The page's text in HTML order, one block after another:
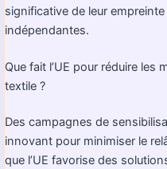
significative de leur
indépendantes.
Que fait l’UE pour réduire les
textile ?
Des campagnes de
innovant pour minimiser le
que l’UE favorise des